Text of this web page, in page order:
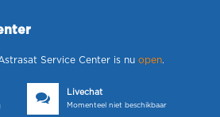
Service Center is nu open.
Livechat
Momenteel niet beschikbaar